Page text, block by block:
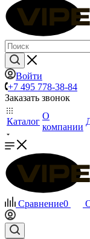
Войти
+7 495 778-38-84
Заказать звонок
Каталог
О
компании
Сравнение0